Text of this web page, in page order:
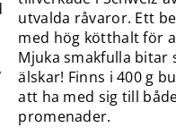
utvalda råvaror. Ett
med hög kötthalt för
Mjuka smakfulla bitar
älskar! Finns i 400 g
att ha med sig till
promenader.